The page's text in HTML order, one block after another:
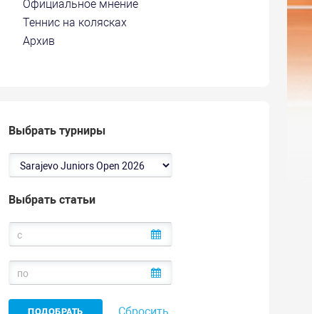
Официальное мнение
Теннис на колясках
Архив
Выбрать турниры
Выбрать статьи